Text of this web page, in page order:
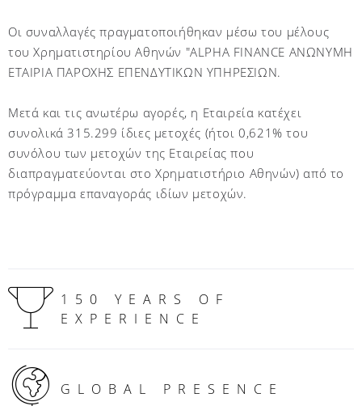
Οι συναλλαγές πραγματοποιήθηκαν μέσω του μέλους
του Χρηματιστηρίου Αθηνών "ALPHA FINANCE ΑΝΩΝΥΜΗ
ΕΤΑΙΡΙΑ ΠΑΡΟΧΗΣ ΕΠΕΝΔΥΤΙΚΩΝ ΥΠΗΡΕΣΙΩΝ.
Μετά και τις ανωτέρω αγορές, η Εταιρεία κατέχει
συνολικά 315.299 ίδιες μετοχές (ήτοι 0,621% του
συνόλου των μετοχών της Εταιρείας που
διαπραγματεύονται στο Χρηματιστήριο Αθηνών) από το
πρόγραμμα επαναγοράς ιδίων μετοχών.
150 YEARS OF
EXPERIENCE
GLOBAL PRESENCE